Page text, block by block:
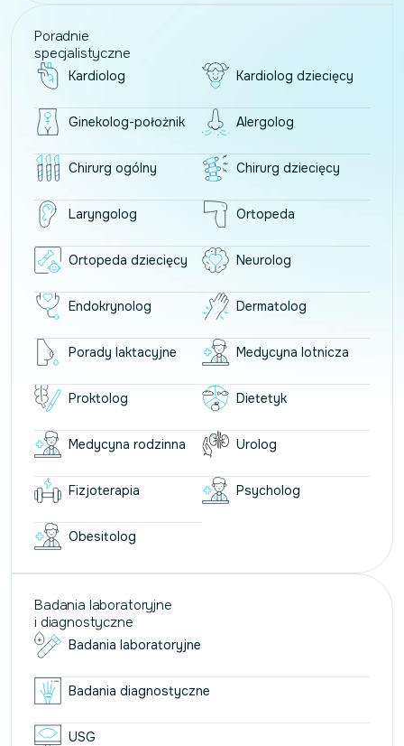
Poradnie
specjalistyczne
Kardiolog Kardiolog dziecięcy
Ginekolog-położnik Alergolog
Chirurg ogólny Chirurg dziecięcy
Laryngolog Ortopeda
Ortopeda dziecięcy Neurolog
Endokrynolog Dermatolog
Porady laktacyjne Medycyna lotnicza
Proktolog Dietetyk
Medycyna rodzinna Urolog
Fizjoterapia Psycholog
Obesitolog
Badania laboratoryjne
i diagnostyczne
Badania laboratoryjne
Badania diagnostyczne
USG